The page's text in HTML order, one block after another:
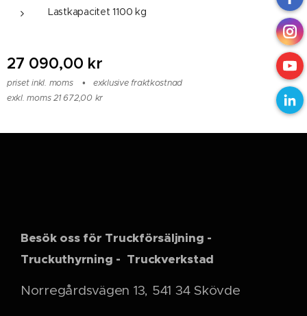
Lastkapacitet 1100 kg
27 090,00 kr
priset inkl. moms
exklusive fraktkostnad
exkl. moms 21 672,00 kr
Besök oss för Truckförsäljning -
Truckuthyrning - Truckverkstad
Norregårdsvägen 13, 541 34 Skövde